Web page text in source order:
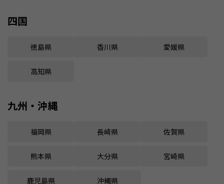
四国
徳島県 香川県 愛媛県
高知県
九州・沖縄
福岡県 長崎県 佐賀県
熊本県 大分県 宮崎県
鹿児島県 沖縄県